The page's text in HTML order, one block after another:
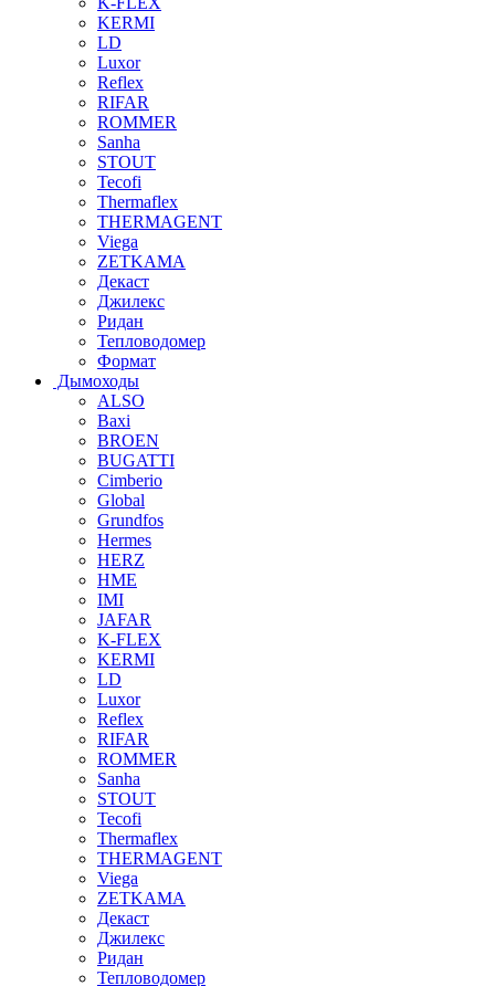
KERMI
LD
Luxor
Reflex
RIFAR
ROMMER
Sanha
STOUT
Tecofi
Thermaflex
THERMAGENT
Viega
ZETKAMA
Декаст
Джилекс
Ридан
Тепловодомер
Формат
Дымоходы
ALSO
Baxi
BROEN
BUGATTI
Cimberio
Global
Grundfos
Hermes
HERZ
HME
IMI
JAFAR
K-FLEX
KERMI
LD
Luxor
Reflex
RIFAR
ROMMER
Sanha
STOUT
Tecofi
Thermaflex
THERMAGENT
Viega
ZETKAMA
Декаст
Джилекс
Ридан
Тепловодомер